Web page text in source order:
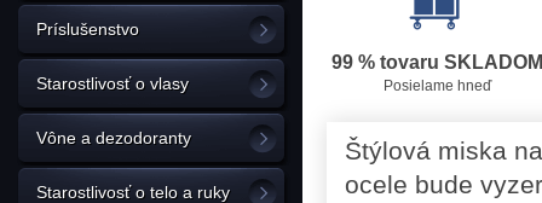
Príslušenstvo
Starostlivosť o vlasy
Vône a dezodoranty
Starostlivosť o telo a ruky
99 % tovaru SKLADOM
Posielame hneď
Štýlová miska
ocele bude